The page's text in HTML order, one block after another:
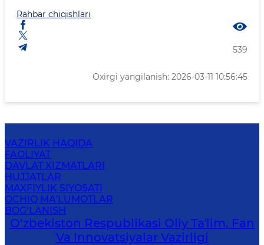
Rahbar chiqishlari
539
Oxirgi yangilanish: 2026-03-11 10:56:45
VAZIRLIK HAQIDA
FAOLIYAT
DAVLAT XIZMATLARI
HUJJATLAR
MAXFIYLIK SIYOSATI
OCHIQ MA’LUMOTLAR
BOG‘LANISH
O‘zbekiston Respublikasi Oliy Taʼlim, Fan
Va Innovatsiyalar Vazirligi